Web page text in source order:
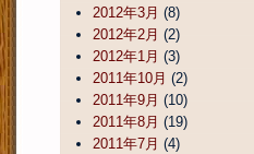
2012年3月 (8)
2012年2月 (2)
2012年1月 (3)
2011年10月 (2)
2011年9月 (10)
2011年8月 (19)
2011年7月 (4)